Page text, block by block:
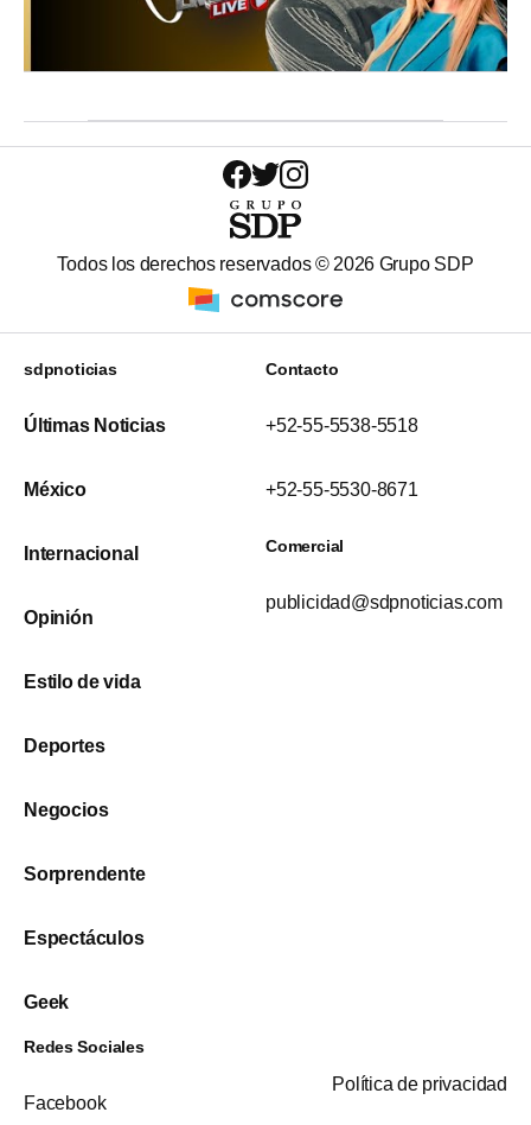
Todos los derechos reservados © 2026 Grupo SDP
sdpnoticias
Últimas Noticias
México
Internacional
Opinión
Estilo de vida
Deportes
Negocios
Sorprendente
Espectáculos
Geek
Contacto
+52-55-5538-5518
+52-55-5530-8671
Comercial
publicidad@sdpnoticias.com
Redes Sociales
Facebook
Política de privacidad